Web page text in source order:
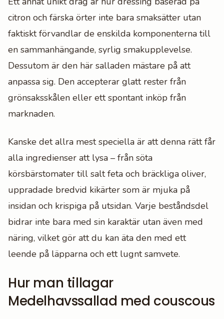
citron och färska örter inte bara smaksätter utan
faktiskt förvandlar de enskilda komponenterna till
en sammanhängande, syrlig smakupplevelse.
Dessutom är den här salladen mästare på att
anpassa sig. Den accepterar glatt rester från
grönsaksskålen eller ett spontant inköp från
marknaden.
Kanske det allra mest speciella är att denna rätt får
alla ingredienser att lysa – från söta
körsbärstomater till salt feta och bräckliga oliver,
uppradade bredvid kikärter som är mjuka på
insidan och krispiga på utsidan. Varje beståndsdel
bidrar inte bara med sin karaktär utan även med
näring, vilket gör att du kan äta den med ett
leende på läpparna och ett lugnt samvete.
Hur man tillagar
Medelhavssallad med couscous